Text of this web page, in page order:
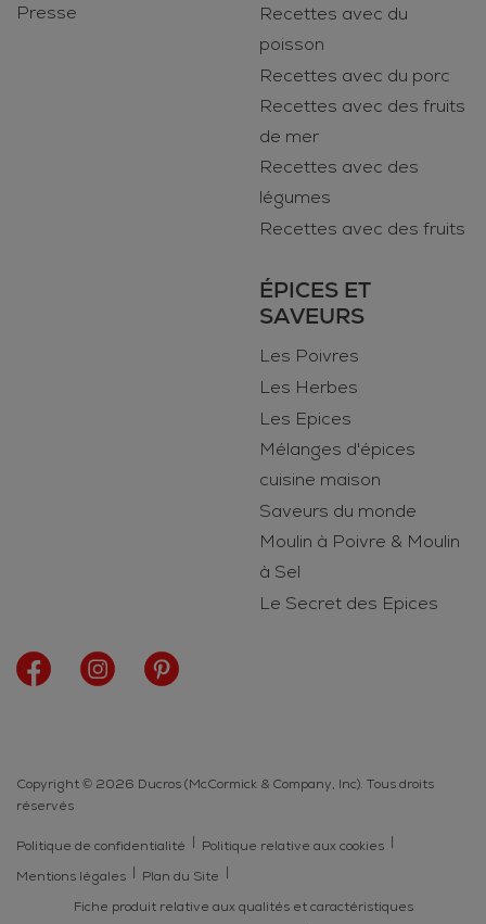
Presse
Recettes avec du
poisson
Recettes avec du porc
Recettes avec des fruits
de mer
Recettes avec des
légumes
Recettes avec des fruits
ÉPICES ET
SAVEURS
Les Poivres
Les Herbes
Les Epices
Mélanges d'épices
cuisine maison
Saveurs du monde
Moulin à Poivre & Moulin
à Sel
Le Secret des Epices
Copyright © 2026 Ducros (McCormick & Company, Inc). Tous droits
réservés
Politique de confidentialité
Politique relative aux cookies
Mentions légales
Plan du Site
Fiche produit relative aux qualités et caractéristiques